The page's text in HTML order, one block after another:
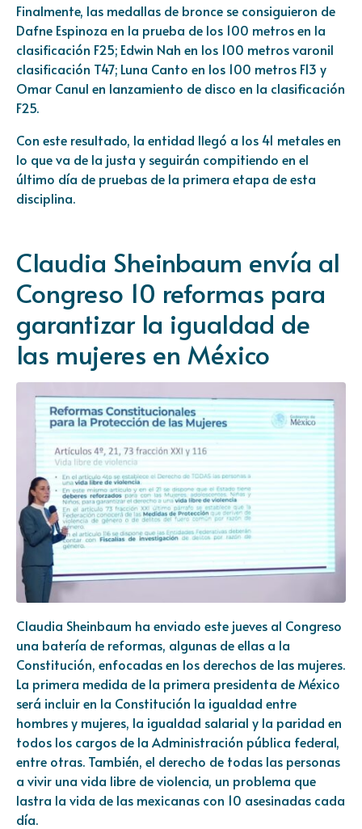
Finalmente, las medallas de bronce se consiguieron de
Dafne Espinoza en la prueba de los 100 metros en la
clasificación F25; Edwin Nah en los 100 metros varonil
clasificación T47; Luna Canto en los 100 metros F13 y
Omar Canul en lanzamiento de disco en la clasificación
F25.
Con este resultado, la entidad llegó a los 41 metales en
lo que va de la justa y seguirán compitiendo en el
último día de pruebas de la primera etapa de esta
disciplina.
Claudia Sheinbaum envía al
Congreso 10 reformas para
garantizar la igualdad de
las mujeres en México
Claudia Sheinbaum ha enviado este jueves al Congreso
una batería de reformas, algunas de ellas a la
Constitución, enfocadas en los derechos de las mujeres.
La primera medida de la primera presidenta de México
será incluir en la Constitución la igualdad entre
hombres y mujeres, la igualdad salarial y la paridad en
todos los cargos de la Administración pública federal,
entre otras. También, el derecho de todas las personas
a vivir una vida libre de violencia, un problema que
lastra la vida de las mexicanas con 10 asesinadas cada
día.